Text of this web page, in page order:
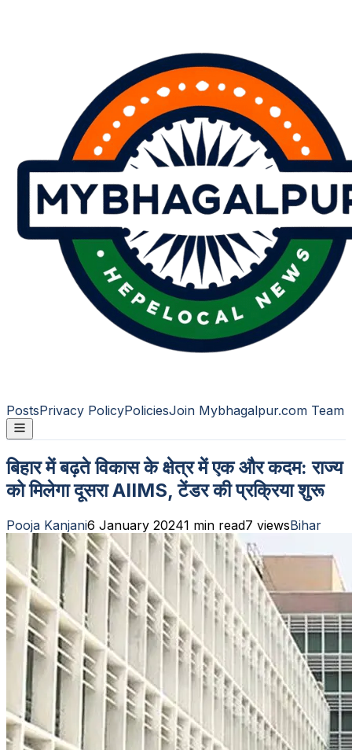
PostsPrivacy PolicyPoliciesJoin Mybhagalpur.com Team
बिहार में बढ़ते विकास के क्षेत्र में एक और कदम: राज्य
को मिलेगा दूसरा AIIMS, टेंडर की प्रक्रिया शुरू
Pooja Kanjani6 January 20241 min read7 viewsBihar